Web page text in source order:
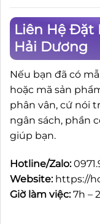
Liên Hệ Đặt
Hải Dương
Nếu bạn đã có
hoặc mã sản
phân vân, cứ nói
ngân sách, phần
giúp bạn.
Hotline/Zalo:
Website: https://
Giờ làm việc:7h –